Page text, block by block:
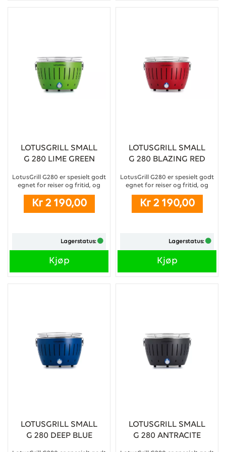
LOTUSGRILL SMALL
G 280 LIME GREEN
LotusGrill G280 er spesielt godt
egnet for reiser og fritid, og
bringer den velkjente
kullgrillsmaken til
campingplasser, festivaler,
lett.
...
Kr 2 190,00
Lagerstatus:
Kjøp
LOTUSGRILL SMALL
G 280 BLAZING RED
LotusGrill G280 er spesielt godt
egnet for reiser og fritid, og
bringer den velkjente
kullgrillsmaken til
campingplasser, festivaler,
lett.
...
Kr 2 190,00
Lagerstatus:
Kjøp
LOTUSGRILL SMALL
G 280 DEEP BLUE
LOTUSGRILL SMALL
G 280 ANTRACITE